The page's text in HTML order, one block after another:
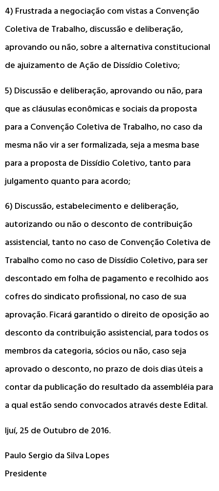
4) Frustrada a negociação com vistas a Convenção
Coletiva de Trabalho, discussão e deliberação,
aprovando ou não, sobre a alternativa constitucional
de ajuizamento de Ação de Dissídio Coletivo;
5) Discussão e deliberação, aprovando ou não, para
que as cláusulas econômicas e sociais da proposta
para a Convenção Coletiva de Trabalho, no caso da
mesma não vir a ser formalizada, seja a mesma base
para a proposta de Dissídio Coletivo, tanto para
julgamento quanto para acordo;
6) Discussão, estabelecimento e deliberação,
autorizando ou não o desconto de contribuição
assistencial, tanto no caso de Convenção Coletiva de
Trabalho como no caso de Dissídio Coletivo, para ser
descontado em folha de pagamento e recolhido aos
cofres do sindicato profissional, no caso de sua
aprovação. Ficará garantido o direito de oposição ao
desconto da contribuição assistencial, para todos os
membros da categoria, sócios ou não, caso seja
aprovado o desconto, no prazo de dois dias úteis a
contar da publicação do resultado da assembléia para
a qual estão sendo convocados através deste Edital.
Ijuí, 25 de Outubro de 2016.
Paulo Sergio da Silva Lopes
Presidente